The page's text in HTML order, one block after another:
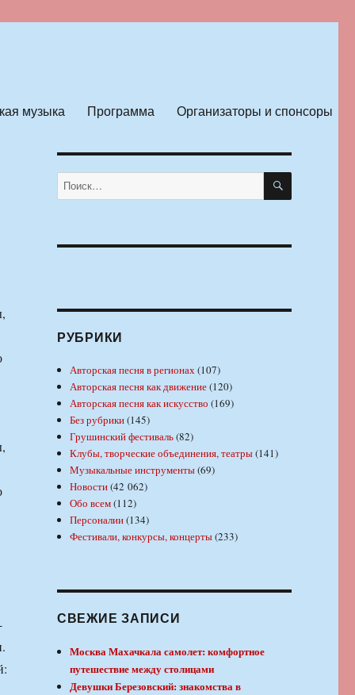
музыка Программа Организаторы и спонсоры
Искать: ПОИСК
РУБРИКИ
Авторская песня в регионах(107)
Авторская песня как движение(120)
Авторская песня как искусство (169)
Без рубрики(145)
Грушинский фестиваль(82)
Клубы, творческие объединения, театры(141)
Музыкальные инструменты(69)
Новости(42 062)
Обо всем(112)
Персоналии(134)
Фестивали, конкурсы, концерты(233)
СВЕЖИЕ ЗАПИСИ
Москва Махачкала самолет: комфортное
путешествие между столицами
Девушки Березовский: знакомства в